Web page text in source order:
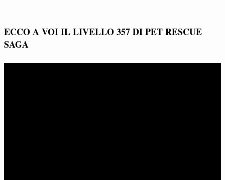
ECCO A VOI IL LIVELLO 357 DI PET RESCUE
SAGA